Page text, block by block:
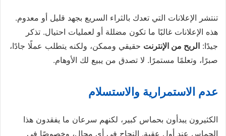
تنتشر الإعلانات التي تعدك بالثراء السريع بجهد قليل أو معدوم.
هذه الإعلانات غالبًا ما تكون مضللة أو لعمليات احتيال. تذكر
جيدًا: الربح من الإنترنت حقيقي وممكن، ولكنه يتطلب عملًا جادًا،
صبرًا، وتعلمًا مستمرًا. لا تصدق من يبيع لك الأوهام.
عدم الاستمرارية والاستسلام
الكثيرون يبدأون بحماس كبير، لكنهم سرعان ما يفقدون هذا
الحماس عند أول عقبة. النجاح في أي مجال، وخصوصًا في